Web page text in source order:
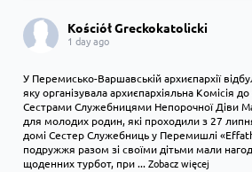
Kościół Greckokatolicki
1 day ago
У Перемисько-Варшавській архиєпархії
яку організувала архиєпархіяльна Комісія до
Сестрами Служебницями Непорочної Діви
для молодих родин, які проходили з 27
домі Сестер Служебниць у Перемишлі
подружжя разом зі своїми дітьми мали
щоденних турбот, при...Zobacz więcej